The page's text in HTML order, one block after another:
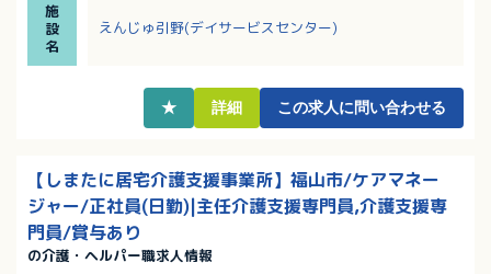
用者さんとしっかり関われます！
・学校行事やお子さんの病気など、急なお休みにも柔
施
設
名
えんじゅ引野(デイサービスセンター)
★ 詳細 この求人に問い合わせる
【しまたに居宅介護支援事業所】福山市/ケアマネー
ジャー/正社員(日勤)|主任介護支援専門員,介護支援専
門員/賞与あり
の介護・ヘルパー職求人情報